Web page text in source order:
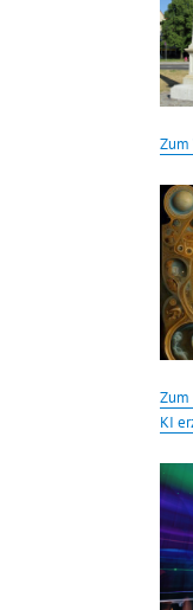
Zum
Zum
KI